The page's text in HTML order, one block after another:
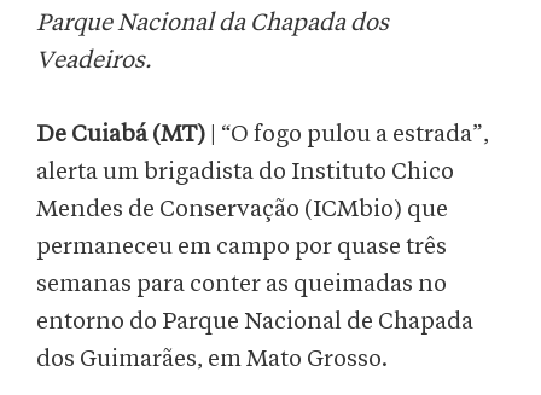
Parque Nacional da Chapada dos
Veadeiros.
De Cuiabá (MT) | “O fogo pulou a estrada”,
alerta um brigadista do Instituto Chico
Mendes de Conservação (ICMbio) que
permaneceu em campo por quase três
semanas para conter as queimadas no
entorno do Parque Nacional de Chapada
dos Guimarães, em Mato Grosso.